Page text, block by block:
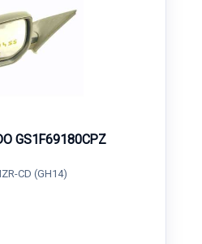
GS1F69180CPZ
CD (GH14)